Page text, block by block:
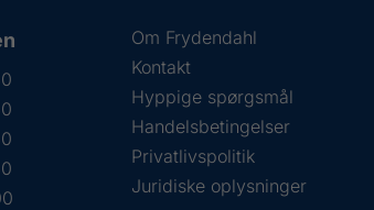
Om Frydendahl
Kontakt
Hyppige spørgsmål
Handelsbetingelser
Privatlivspolitik
Juridiske oplysninger